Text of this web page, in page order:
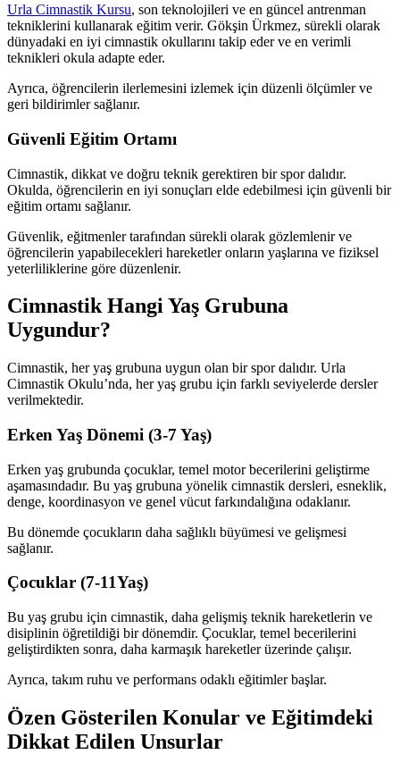
Urla Cimnastik Kursu, son teknolojileri ve en güncel antrenman
tekniklerini kullanarak eğitim verir. Gökşin Ürkmez, sürekli olarak
dünyadaki en iyi cimnastik okullarını takip eder ve en verimli
teknikleri okula adapte eder.
Ayrıca, öğrencilerin ilerlemesini izlemek için düzenli ölçümler ve
geri bildirimler sağlanır.
Güvenli Eğitim Ortamı
Cimnastik, dikkat ve doğru teknik gerektiren bir spor dalıdır.
Okulda, öğrencilerin en iyi sonuçları elde edebilmesi için güvenli bir
eğitim ortamı sağlanır.
Güvenlik, eğitmenler tarafından sürekli olarak gözlemlenir ve
öğrencilerin yapabilecekleri hareketler onların yaşlarına ve fiziksel
yeterliliklerine göre düzenlenir.
Cimnastik Hangi Yaş Grubuna
Uygundur?
Cimnastik, her yaş grubuna uygun olan bir spor dalıdır. Urla
Cimnastik Okulu’nda, her yaş grubu için farklı seviyelerde dersler
verilmektedir.
Erken Yaş Dönemi (3-7 Yaş)
Erken yaş grubunda çocuklar, temel motor becerilerini geliştirme
aşamasındadır. Bu yaş grubuna yönelik cimnastik dersleri, esneklik,
denge, koordinasyon ve genel vücut farkındalığına odaklanır.
Bu dönemde çocukların daha sağlıklı büyümesi ve gelişmesi
sağlanır.
Çocuklar (7-11Yaş)
Bu yaş grubu için cimnastik, daha gelişmiş teknik hareketlerin ve
disiplinin öğretildiği bir dönemdir. Çocuklar, temel becerilerini
geliştirdikten sonra, daha karmaşık hareketler üzerinde çalışır.
Ayrıca, takım ruhu ve performans odaklı eğitimler başlar.
Özen Gösterilen Konular ve Eğitimdeki
Dikkat Edilen Unsurlar